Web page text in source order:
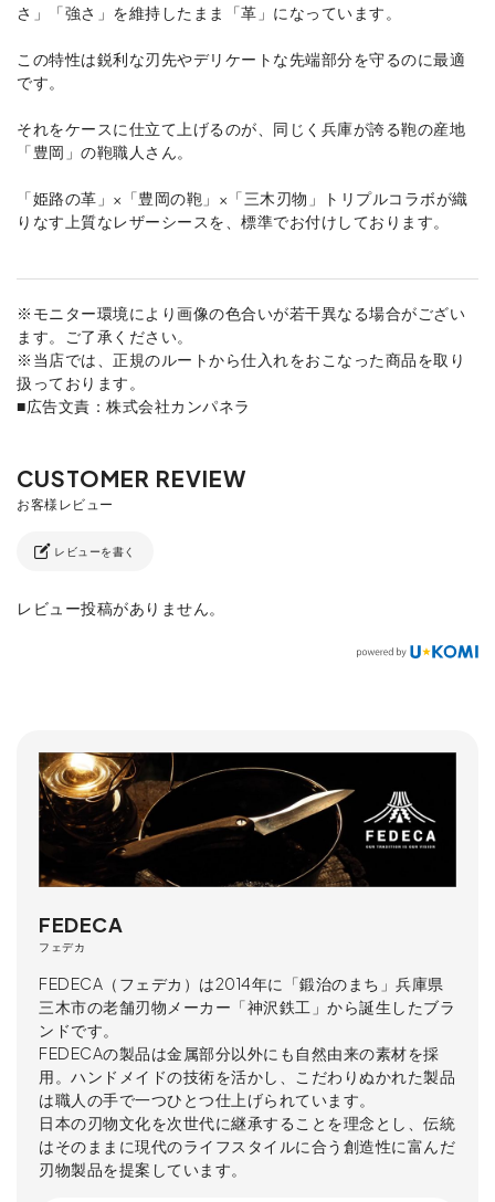
さ」「強さ」を維持したまま「革」になっています。
この特性は鋭利な刃先やデリケートな先端部分を守るのに最適
です。
それをケースに仕立て上げるのが、同じく兵庫が誇る鞄の産地
「豊岡」の鞄職人さん。
「姫路の革」×「豊岡の鞄」×「三木刃物」トリプルコラボが織
りなす上質なレザーシースを、標準でお付けしております。
※モニター環境により画像の色合いが若干異なる場合がござい
ます。ご了承ください。
※当店では、正規のルートから仕入れをおこなった商品を取り
扱っております。
■広告文責：株式会社カンパネラ
レビューを書く
レビュー投稿がありません。
FEDECA
フェデカ
FEDECA（フェデカ）は2014年に「鍛治のまち」兵庫県
三木市の老舗刃物メーカー「神沢鉄工」から誕生したブラ
ンドです。
FEDECAの製品は金属部分以外にも自然由来の素材を採
用。ハンドメイドの技術を活かし、こだわりぬかれた製品
は職人の手で一つひとつ仕上げられています。
日本の刃物文化を次世代に継承することを理念とし、伝統
はそのままに現代のライフスタイルに合う創造性に富んだ
刃物製品を提案しています。